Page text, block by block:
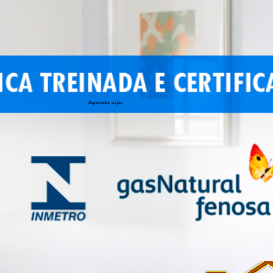
conserto de
conserto de
conserto
conserto de
conserto
conserto de
manutenção
conserto de
Aquecedor a gás